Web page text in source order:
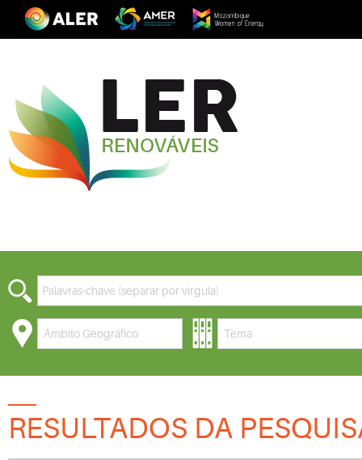
Âmbito Geográfico Tema
RESULTADOS DA